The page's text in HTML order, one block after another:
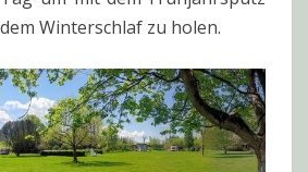
Winterschlaf zu holen.